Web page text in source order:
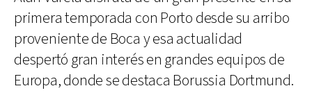
primera temporada con Porto desde su arribo
proveniente de Boca y esa actualidad
despertó gran interés en grandes equipos de
Europa, donde se destaca Borussia Dortmund.